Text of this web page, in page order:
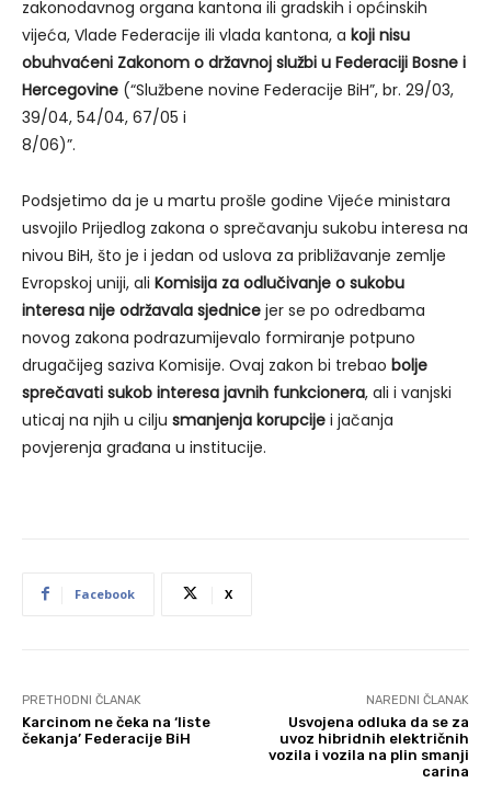
zakonodavnog organa kantona ili gradskih i općinskih
vijeća, Vlade Federacije ili vlada kantona, a koji nisu
obuhvaćeni Zakonom o državnoj službi u Federaciji Bosne i
Hercegovine (“Službene novine Federacije BiH”, br. 29/03,
39/04, 54/04, 67/05 i
8/06)”.
Podsjetimo da je u martu prošle godine Vijeće ministara
usvojilo Prijedlog zakona o sprečavanju sukobu interesa na
nivou BiH, što je i jedan od uslova za približavanje zemlje
Evropskoj uniji, ali Komisija za odlučivanje o sukobu
interesa nije održavala sjednice jer se po odredbama
novog zakona podrazumijevalo formiranje potpuno
drugačijeg saziva Komisije. Ovaj zakon bi trebao bolje
sprečavati sukob interesa javnih funkcionera, ali i vanjski
uticaj na njih u cilju smanjenja korupcije i jačanja
povjerenja građana u institucije.
Facebook X
PRETHODNI ČLANAK
Karcinom ne čeka na ‘liste
čekanja’ Federacije BiH
NAREDNI ČLANAK
Usvojena odluka da se za
uvoz hibridnih električnih
vozila i vozila na plin smanji
carina